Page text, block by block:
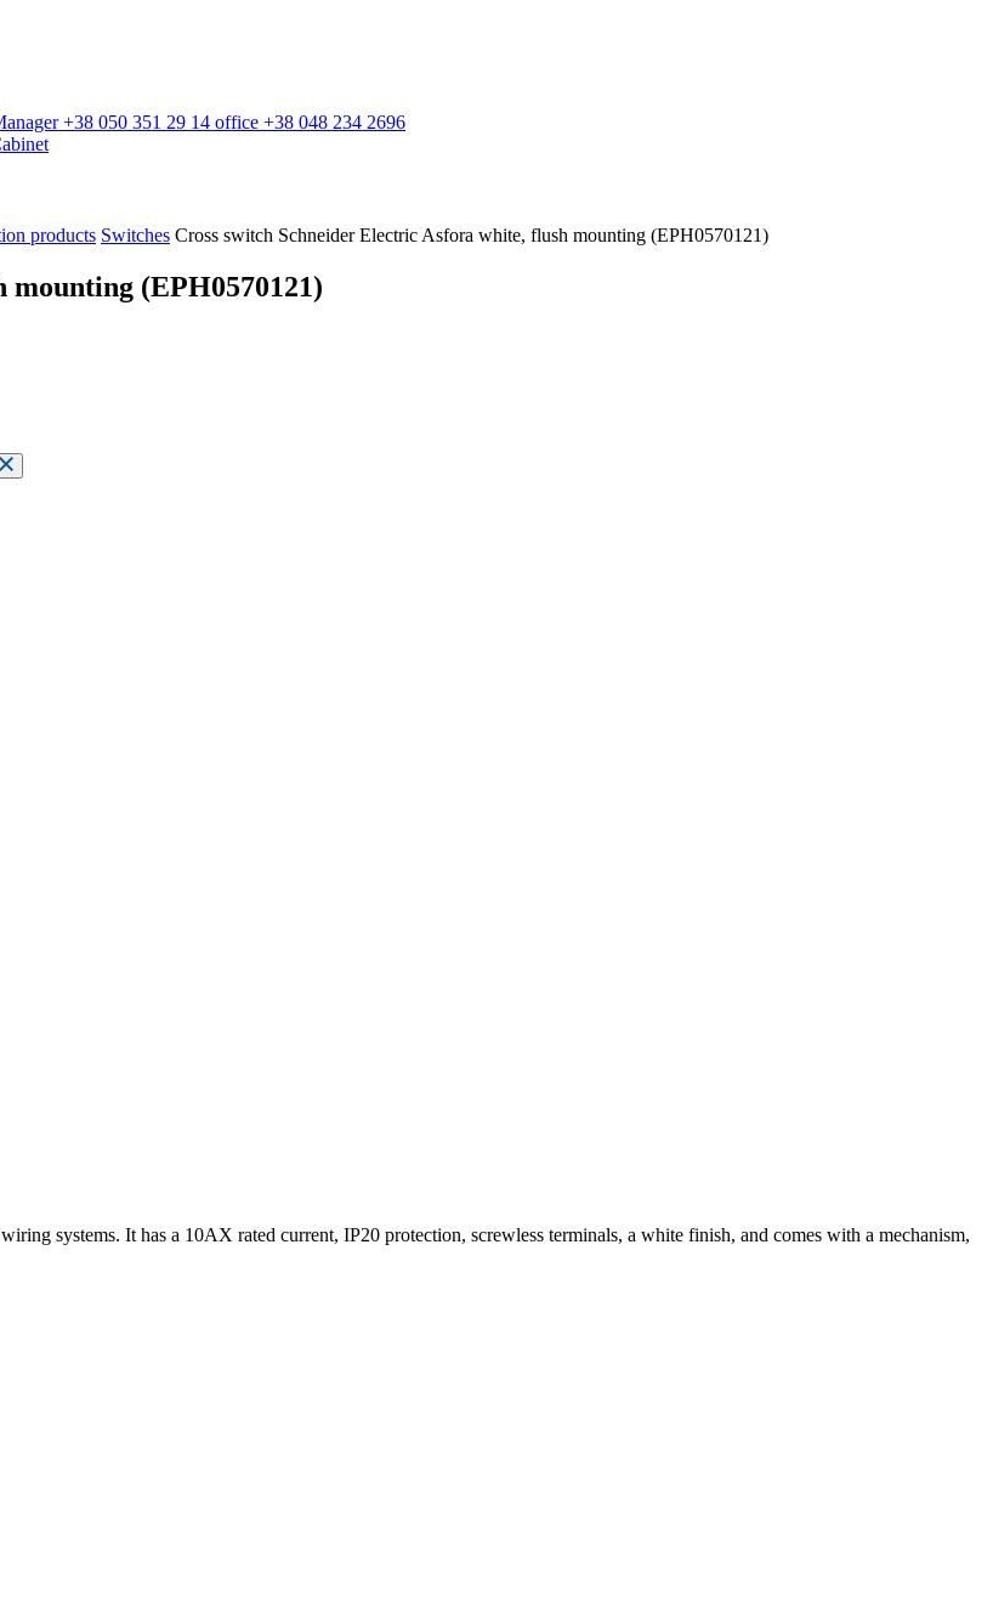
+38 050 351 29 14 office +38 048 234 2696
products Switches Cross switch Schneider Electric Asfora white, flush mounting (EPH0570121)
(EPH0570121)
systems. It has a 10AX rated current, IP20 protection, screwless terminals, a white finish, and comes with a mechanism,